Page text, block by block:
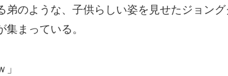
弟のような、子供らしい姿を見せたジョン
まっている。